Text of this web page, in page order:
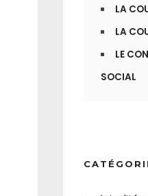
LA
LA
LE
SOCIAL